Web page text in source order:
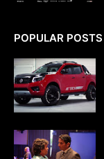
POPULAR POSTS